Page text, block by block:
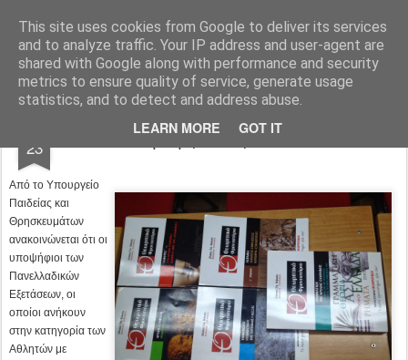
This site uses cookies from Google to deliver its services
and to analyze traffic. Your IP address and user-agent are
shared with Google along with performance and security
metrics to ensure quality of service, generate usage
statistics, and to detect and address abuse.
LEARN MORE GOT IT
Φροντιστήριο Θεωρητικό Φλώρινας
Pages
23 Εισαγωγή Αθλητών ΑΕΙ-ΤΕΙ
Από το Υπουργείο
Παιδείας και
Θρησκευμάτων
ανακοινώνεται ότι οι
υποψήφιοι των
Πανελλαδικών
Εξετάσεων, οι
οποίοι ανήκουν
στην κατηγορία των
Αθλητών με